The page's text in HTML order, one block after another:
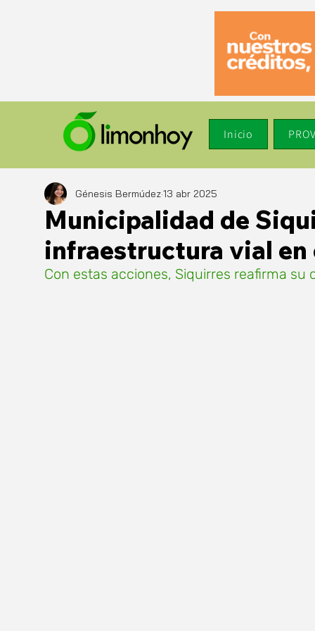
Inicio
Municipalidad de
infraestructura vial en
Génesis Bermúdez13 abr 2025
Con estas acciones, Siquirres reafirma